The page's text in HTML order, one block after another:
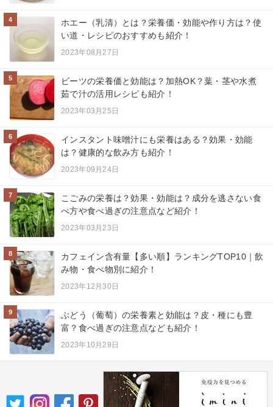
4
ホエー（乳清）とは？栄養価・効能や作り方は？使
い道・レシピのおすすめも紹介！
2023年08月27日
5
ビーツの栄養価と効能は？加熱OK？葉・茎や水煮
茹で汁の活用レシピも紹介！
2023年03月25日
6
インスタント味噌汁にも栄養はある？効果・効能
は？健康的な飲み方も紹介！
2023年09月24日
7
こごみの栄養は？効果・効能は？成分を逃さない食
べ方や食べ過ぎの注意点など紹介！
2023年03月23日
8
カフェイン含有量【多い順】ランキングTOP10｜飲
み物・食べ物別に紹介！
2023年12月30日
9
ぶどう（葡萄）の栄養素と効能は？皮・種にも豊
富？食べ過ぎの注意点なども紹介！
2023年10月29日